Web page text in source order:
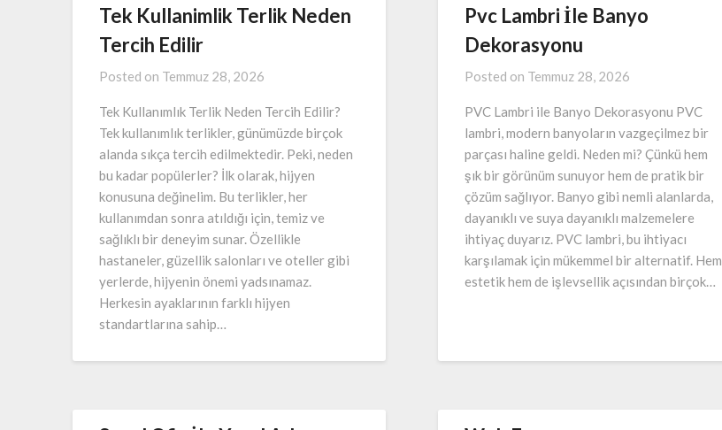
Tek Kullanimlik Terlik Neden
Tercih Edilir
Posted on Temmuz 28, 2026
Tek Kullanımlık Terlik Neden Tercih Edilir?
Tek kullanımlık terlikler, günümüzde birçok
alanda sıkça tercih edilmektedir. Peki, neden
bu kadar popülerler? İlk olarak, hijyen
konusuna değinelim. Bu terlikler, her
kullanımdan sonra atıldığı için, temiz ve
sağlıklı bir deneyim sunar. Özellikle
hastaneler, güzellik salonları ve oteller gibi
yerlerde, hijyenin önemi yadsınamaz.
Herkesin ayaklarının farklı hijyen
standartlarına sahip…
Pvc Lambri İle Banyo
Dekorasyonu
Posted on Temmuz 28, 2026
PVC Lambri ile Banyo Dekorasyonu PVC
lambri, modern banyoların vazgeçilmez bir
parçası haline geldi. Neden mi? Çünkü hem
şık bir görünüm sunuyor hem de pratik bir
çözüm sağlıyor. Banyo gibi nemli alanlarda,
dayanıklı ve suya dayanıklı malzemelere
ihtiyaç duyarız. PVC lambri, bu ihtiyacı
karşılamak için mükemmel bir alternatif. Hem
estetik hem de işlevsellik açısından birçok…